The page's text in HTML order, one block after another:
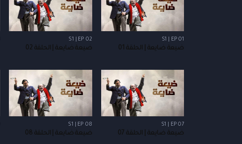
S1 | EP 01
ضيعة ضايعة | الحلقة 01
S1 | EP 02
ضيعة ضايعة | الحلقة 02
S1 | EP 07
ضيعة ضايعة | الحلقة 07
S1 | EP 08
ضيعة ضايعة | الحلقة 08